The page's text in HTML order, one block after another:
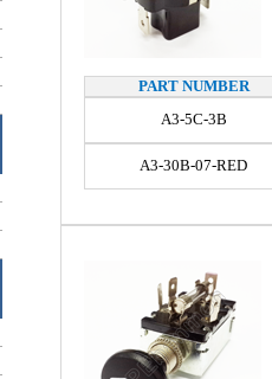
PART NUMBER
A3-5C-3B
A3-30B-07-RED